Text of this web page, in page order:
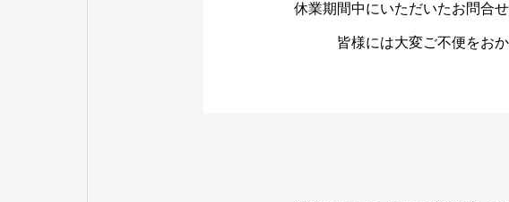
休業期間中にいただいたお問合
皆様には大変ご不便をお